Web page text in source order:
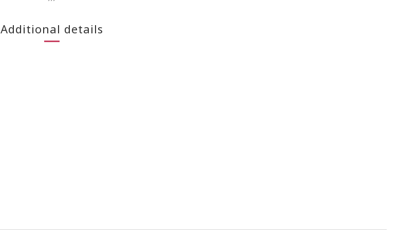
Additional details